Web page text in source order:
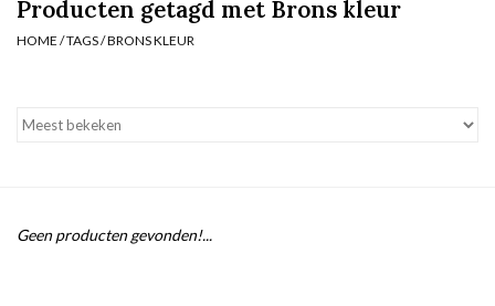
Slip
Nachtmode
Producten getagd met Brons kleur
HOME /TAGS/BRONS KLEUR
Geen producten gevonden!...